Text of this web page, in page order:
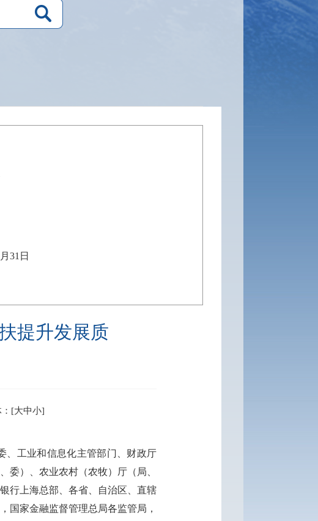
31日
提升发展质
：[大中小]
、工业和信息化主管部门、财政厅
委）、农业农村（农牧）厅（局、
行上海总部、各省、自治区、直辖
国家金融监督管理总局各监管局，